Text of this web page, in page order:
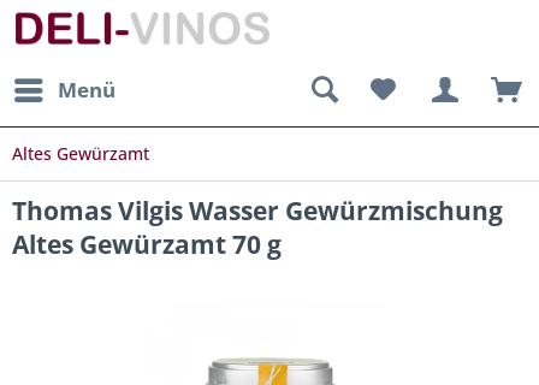
Menü
Altes Gewürzamt
Thomas Vilgis Wasser Gewürzmischung
Altes Gewürzamt 70 g